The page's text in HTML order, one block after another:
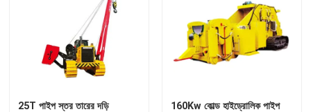
আমাদের সম্পর্কে
কারখানা ভ্রমণ
25T পাইপ স্তর তারের দড়ি
160Kw কোল্ড হাইড্রোলিক পাইপ